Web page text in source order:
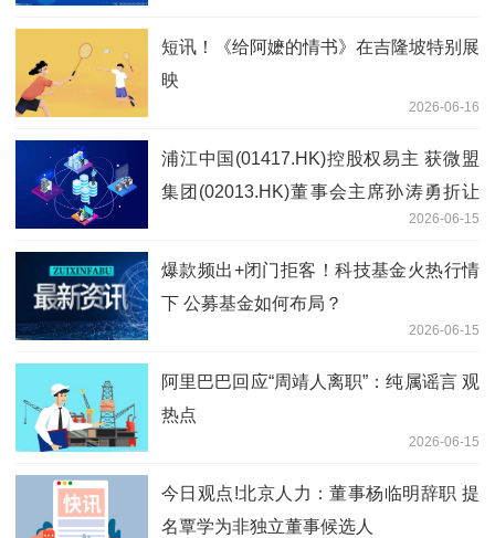
短讯！《给阿嬷的情书》在吉隆坡特别展
映
2026-06-16
浦江中国(01417.HK)控股权易主 获微盟
集团(02013.HK)董事会主席孙涛勇折让
2026-06-15
爆款频出+闭门拒客！科技基金火热行情
下 公募基金如何布局？
2026-06-15
阿里巴巴回应“周靖人离职”：纯属谣言 观
热点
2026-06-15
今日观点!北京人力：董事杨临明辞职 提
名覃学为非独立董事候选人